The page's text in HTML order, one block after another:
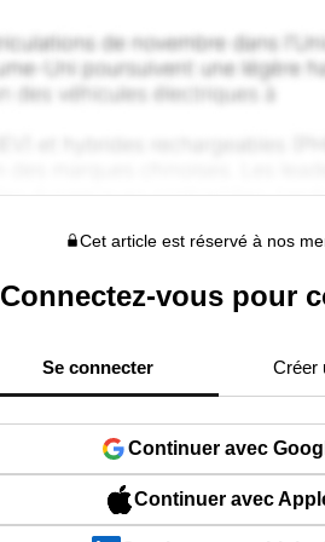
Cet article est réservé à nos
Connectez-vous pour
Se connecter Créer
Continuer avec
Continuer avec